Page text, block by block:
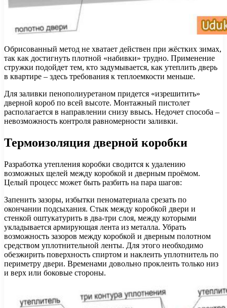
Обрисованный метод не хватает действен при жёстких зимах,
так как достигнуть плотной «набивки» трудно. Применение
стружки подойдет тем, кто задумывается, как утеплить дверь
в квартире – здесь требования к теплоемкости меньше.
Для заливки пенополиуретаном придется «изрешитить»
дверной короб по всей высоте. Монтажный пистолет
располагается в направлении снизу ввысь. Недочет способа –
невозможность контроля равномерности заливки.
Термоизоляция дверной коробки
Разработка утепления коробки сводится к удалению
возможных щелей между коробкой и дверным проёмом.
Целый процесс может быть разбить на пара шагов:
Запенить зазоры, избытки пеноматериала срезать по
окончании подсыхания. Стык между коробкой двери и
стенкой оштукатурить в два-три слоя, между которыми
укладывается армирующая лента из металла. Убрать
возможность зазоров между коробкой и дверным полотном
средством уплотнительной ленты. Для этого необходимо
обезжирить поверхность спиртом и наклеить уплотнитель по
периметру двери. Временами довольно проклеить только низ
и верх или боковые стороны.